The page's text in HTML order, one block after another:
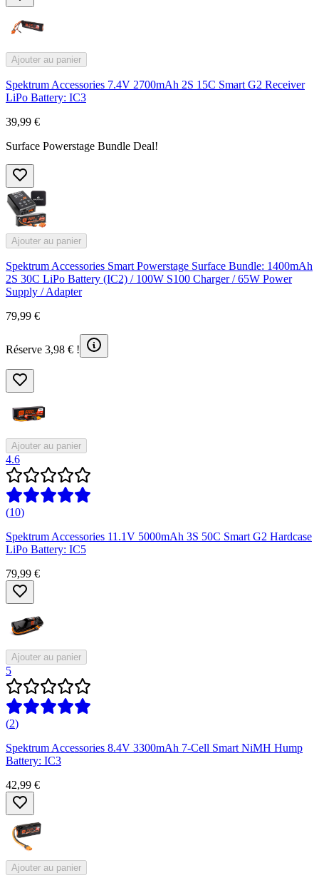
Ajouter au panier
Spektrum Accessories 7.4V 2700mAh 2S 15C Smart G2 Receiver
LiPo Battery: IC3
39,99 €
Surface Powerstage Bundle Deal!
Ajouter au panier
Spektrum Accessories Smart Powerstage Surface Bundle: 1400mAh
2S 30C LiPo Battery (IC2) / 100W S100 Charger / 65W Power
Supply / Adapter
79,99 €
Réserve 3,98 € !
Ajouter au panier
4.6
(10)
Spektrum Accessories 11.1V 5000mAh 3S 50C Smart G2 Hardcase
LiPo Battery: IC5
79,99 €
Ajouter au panier
5
(2)
Spektrum Accessories 8.4V 3300mAh 7-Cell Smart NiMH Hump
Battery: IC3
42,99 €
Ajouter au panier